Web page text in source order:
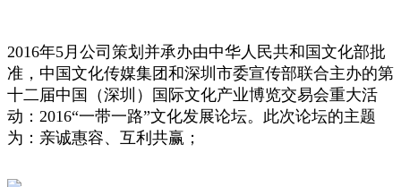
2016年5月公司策划并承办由中华人民共和国文化部批
准，中国文化传媒集团和深圳市委宣传部联合主办的第
十二届中国（深圳）国际文化产业博览交易会重大活
动：2016“一带一路”文化发展论坛。此次论坛的主题
为：亲诚惠容、互利共赢；